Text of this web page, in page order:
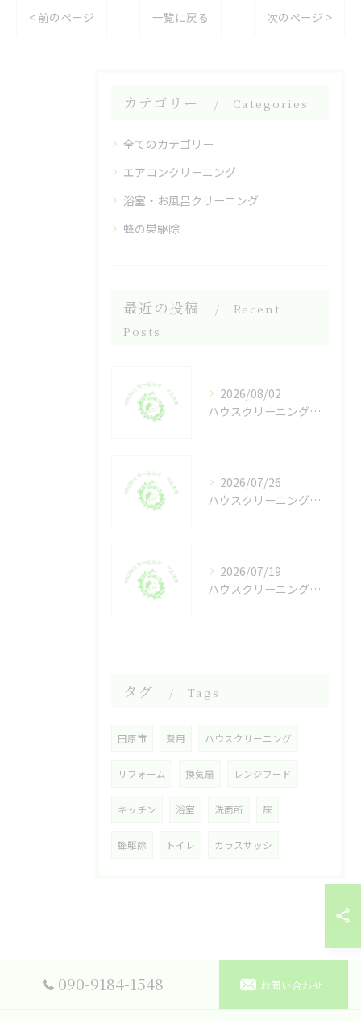
< 前のページ 一覧に戻る 次のページ >
カテゴリー Categories
全てのカテゴリー
エアコンクリーニング
浴室・お風呂クリーニング
蜂の巣駆除
最近の投稿
Recent
Posts
2026/08/02
ハウスクリーニングの一覧で愛知県豊橋市清須市の業者選び方と価格相場を徹底比較
2026/07/26
ハウスクリーニング外部提携の安心ポイントと費用・品質のチェック方法
2026/07/19
ハウスクリーニングの将来性を豊橋市刈谷市で安定収益に変える戦略指南
タグ Tags
田原市 費用 ハウスクリーニング
リフォーム 換気扇 レンジフード
キッチン 浴室 洗面所 床
蜂駆除 トイレ ガラスサッシ
090-9184-1548 お問い合わせ